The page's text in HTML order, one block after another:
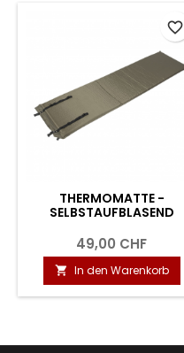
THERMOMATTE -
SELBSTAUFBLASEND
49,00 CHF
 In den Warenkorb
favorite_border